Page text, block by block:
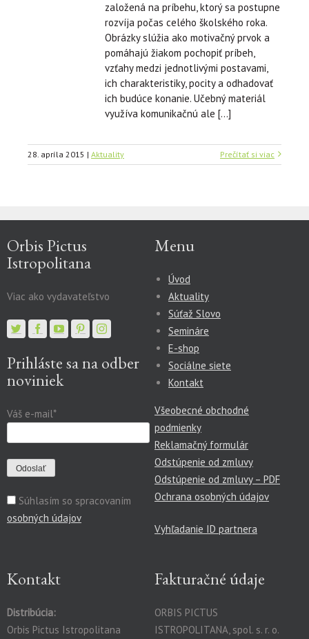
založená na príbehu, ktorý sa postupne
rozvíja počas celého školského roka.
Obrázky slúžia ako motivačný prvok a
pomáhajú žiakom pochopiť príbeh,
vzťahy medzi jednotlivými postavami,
ich charakteristiky, pocity a odhadovať
ich budúce konanie. Učebný materiál
využíva komunikačnú ale […]
28. apríla 2015 Prečítať si viac
| Aktuality
Orbis Pictus
Istropolitana
Viac ako vydavateľstvo
Prihláste sa na odber
noviniek
Váš e-mail*
Súhlasím so spracovaním
osobných údajov
Menu
Úvod
Aktuality
Súťaž Slovo
Semináre
E-shop
Sociálne siete
Kontakt
Všeobecné obchodné
podmienky
Reklamačný formulár
Odstúpenie od zmluvy
Odstúpenie od zmluvy – PDF
Ochrana osobných údajov
Vyhľadanie ID partnera
Kontakt
Distribúcia:
Orbis Pictus Istropolitana
Fakturačné údaje
ORBIS PICTUS
ISTROPOLITANA, spol. s. r. o.